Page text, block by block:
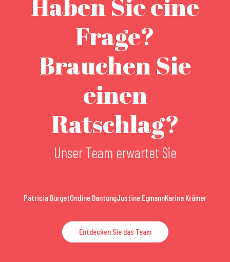
Frage?
Brauchen Sie
einen
Ratschlag?
Unser Team erwartet Sie
Patricia BurgetOndine DantungJustine EgmannKarina Krämer
Entdecken Sie das Team